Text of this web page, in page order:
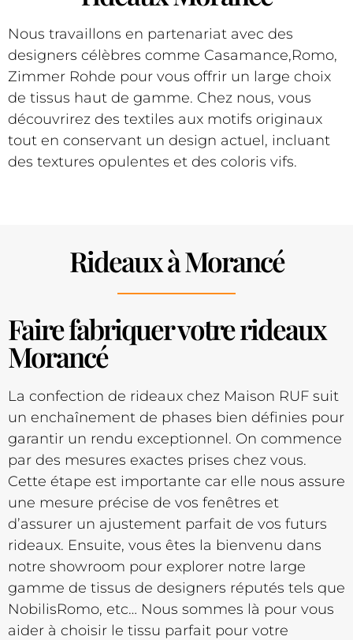
Nous travaillons en partenariat avec des
designers célèbres comme Casamance,Romo,
Zimmer Rohde pour vous offrir un large choix
de tissus haut de gamme. Chez nous, vous
découvrirez des textiles aux motifs originaux
tout en conservant un design actuel, incluant
des textures opulentes et des coloris vifs.
Rideaux à Morancé
Faire fabriquer votre rideaux
Morancé
La confection de rideaux chez Maison RUF suit
un enchaînement de phases bien définies pour
garantir un rendu exceptionnel. On commence
par des mesures exactes prises chez vous.
Cette étape est importante car elle nous assure
une mesure précise de vos fenêtres et
d’assurer un ajustement parfait de vos futurs
rideaux. Ensuite, vous êtes la bienvenu dans
notre showroom pour explorer notre large
gamme de tissus de designers réputés tels que
NobilisRomo, etc… Nous sommes là pour vous
aider à choisir le tissu parfait pour votre